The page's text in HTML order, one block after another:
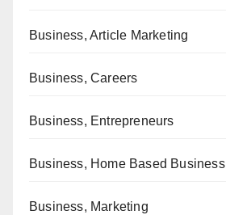
Business, Article Marketing
Business, Careers
Business, Entrepreneurs
Business, Home Based Business
Business, Marketing